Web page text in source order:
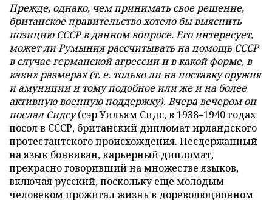
Прежде, однако, чем принимать свое решение,
британское правительство хотело бы выяснить
позицию СССР в данном вопросе. Его интересует,
может ли Румыния рассчитывать на помощь СССР
в случае германской агрессии и в какой форме, в
каких размерах (т. е. только ли на поставку оружия
и амуниции и тому подобное или же и на более
активную военную поддержку). Вчера вечером он
послал Сидсу (сэр Уильям Сидс, в 1938–1940 годах
посол в СССР, британский дипломат ирландского
протестантского происхождения. Несдержанный
на язык бонвиван, карьерный дипломат,
прекрасно говоривший на множестве языков,
включая русский, поскольку еще молодым
человеком прожигал жизнь в дореволюционном